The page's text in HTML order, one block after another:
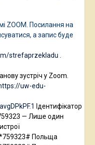
ZOOM. Посилання на
а запис буде
strefaprzekladu
зустріч у Zoom.
uw-edu-
Ідентифікатор
— Лише один
Польща